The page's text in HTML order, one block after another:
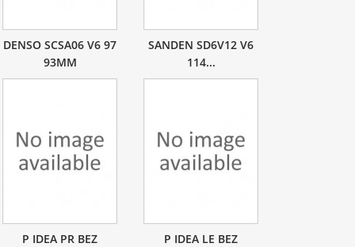
DENSO SCSA06 V6 97
93MM
SANDEN SD6V12 V6
114...
P IDEA PR BEZ
P IDEA LE BEZ